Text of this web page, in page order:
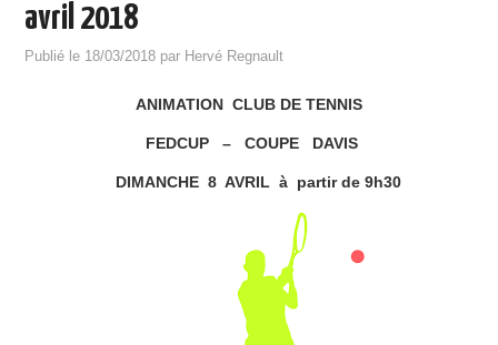
INSCRIPTIONS ET TARIFS
avril 2018
Publié le 18/03/2018 par Hervé Regnault
ANIMATION CLUB DE TENNIS
FEDCUP – COUPE DAVIS
DIMANCHE 8 AVRIL à partir de 9h30